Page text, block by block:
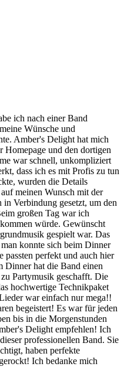
ich nach einer Band
Wünsche und
Amber's Delight hat mich
Homepage und den dortigen
war schnell, unkompliziert
dass ich es mit Profis zu tun
wurden die Details
meinen Wunsch mit der
Verbindung gesetzt, um den
großen Tag war ich
würde. Gewünscht
gespielt war. Das
konnte sich beim Dinner
passten perfekt und auch hier
Dinner hat die Band einen
Partymusik geschafft. Die
hochwertige Technikpaket
war einfach nur mega!!
begeistert! Es war für jeden
bis in die Morgenstunden
Delight empfehlen! Ich
professionellen Band. Sie
haben perfekte
Ich bedanke mich